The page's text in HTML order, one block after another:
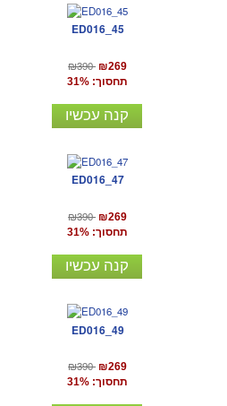
ED016_45
₪390 ₪269
תחסוך: 31%
קנה עכשיו
ED016_47
₪390 ₪269
תחסוך: 31%
קנה עכשיו
ED016_49
₪390 ₪269
תחסוך: 31%